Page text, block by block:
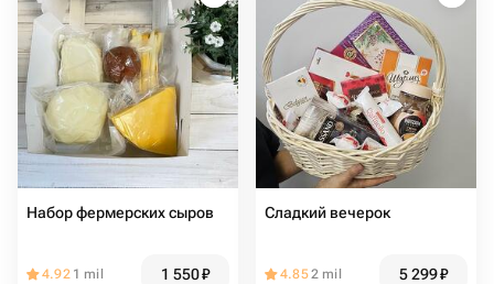
Набор фермерских сыров
4.92 1 mil 1 550₽
Сладкий вечерок
4.852 mil 5 299₽